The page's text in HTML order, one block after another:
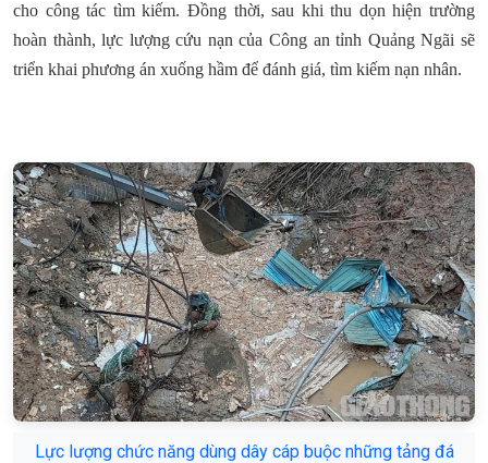
cho công tác tìm kiếm. Đồng thời, sau khi thu dọn hiện trường
hoàn thành, lực lượng cứu nạn của Công an tỉnh Quảng Ngãi sẽ
triển khai phương án xuống hầm để đánh giá, tìm kiếm nạn nhân.
Lực lượng chức năng dùng dây cáp buộc những tảng đá